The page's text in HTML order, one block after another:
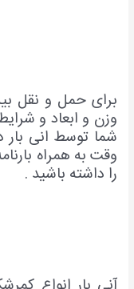
برای حمل و نقل
وزن و ابعاد و
شما توسط انی بار
وقت به همراه
را داشته باشید .